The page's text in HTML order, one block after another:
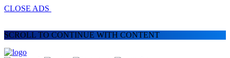
CLOSE ADS
SCROLL TO CONTINUE WITH CONTENT